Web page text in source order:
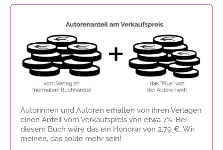
Autorinnen und Autoren erhalten von ihren Verlagen
einen Anteil vom Verkaufspreis von etwa 7%. Bei
diesem Buch wäre das ein Honorar von 2,79 €. Wir
meinen, das sollte mehr sein!